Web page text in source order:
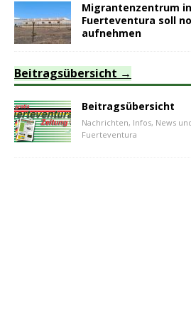
Migrantenzentrum
Fuerteventura soll
aufnehmen
Beitragsübersicht
Beitragsübersicht
Nachrichten, Infos, News
Fuerteventura